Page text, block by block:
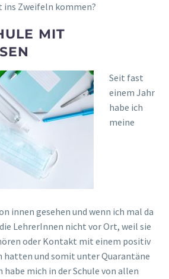
ins Zweifeln kommen?
MIT
Seit fast
einem Jahr
habe ich
meine
innen gesehen und wenn ich mal da
LehrerInnen nicht vor Ort, weil sie
oder Kontakt mit einem positiv
hatten und somit unter Quarantäne
habe mich in der Schule von allen